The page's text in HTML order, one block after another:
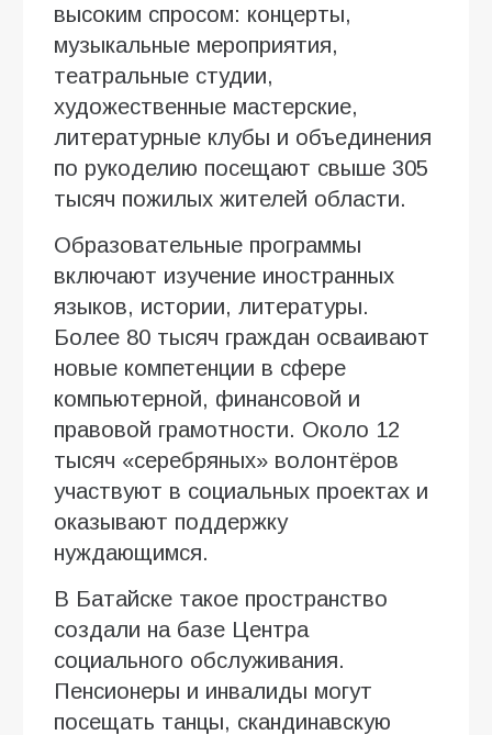
высоким спросом: концерты,
музыкальные мероприятия,
театральные студии,
художественные мастерские,
литературные клубы и объединения
по рукоделию посещают свыше 305
тысяч пожилых жителей области.
Образовательные программы
включают изучение иностранных
языков, истории, литературы.
Более 80 тысяч граждан осваивают
новые компетенции в сфере
компьютерной, финансовой и
правовой грамотности. Около 12
тысяч «серебряных» волонтёров
участвуют в социальных проектах и
оказывают поддержку
нуждающимся.
В Батайске такое пространство
создали на базе Центра
социального обслуживания.
Пенсионеры и инвалиды могут
посещать танцы, скандинавскую